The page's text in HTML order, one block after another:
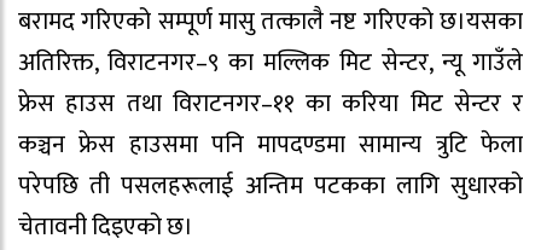
बरामद गरिएको सम्पूर्ण मासु तत्कालै नष्ट गरिएको छ।यसका
अतिरिक्त, विराटनगर–९ का मल्लिक मिट सेन्टर, न्यू गाउँले
फ्रेस हाउस तथा विराटनगर–११ का करिया मिट सेन्टर र
कञ्चन फ्रेस हाउसमा पनि मापदण्डमा सामान्य त्रुटि फेला
परेपछि ती पसलहरूलाई अन्तिम पटकका लागि सुधारको
चेतावनी दिइएको छ।